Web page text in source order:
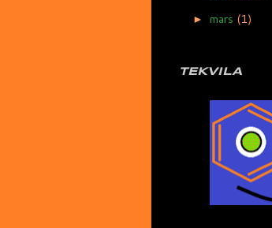
►mars (1)
TEKVILA